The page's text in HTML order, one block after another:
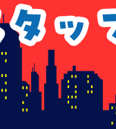
個人情報訂正追加削除請
委任状
8．手数料について
情報開示のご請求を頂い
手数料が不足している場
払いのなかった場合につ
9. 各種請求に応じること